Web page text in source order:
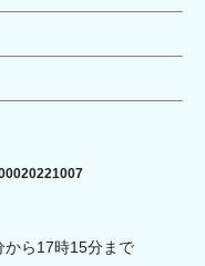
から17時15分まで